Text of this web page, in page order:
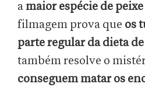
a maior espécie de peixe
filmagem prova que os
parte regular da dieta
também resolve o
conseguem matar os